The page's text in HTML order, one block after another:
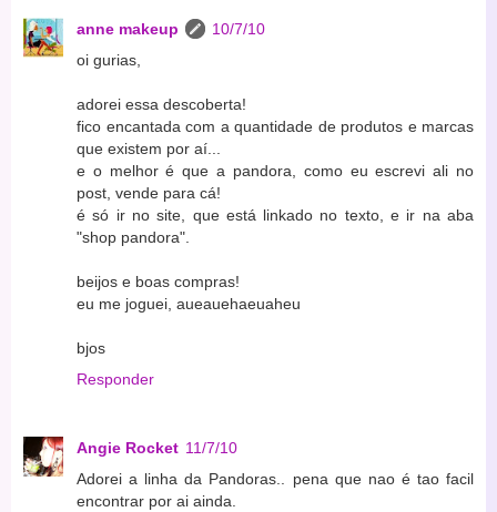
anne makeup
10/7/10
oi gurias,
adorei essa descoberta!
fico encantada com a quantidade de produtos e marcas
que existem por aí...
e o melhor é que a pandora, como eu escrevi ali no
post, vende para cá!
é só ir no site, que está linkado no texto, e ir na aba
"shop pandora".
beijos e boas compras!
eu me joguei, aueauehaeuaheu
bjos
Responder
Angie Rocket 11/7/10
Adorei a linha da Pandoras.. pena que nao é tao facil
encontrar por ai ainda.